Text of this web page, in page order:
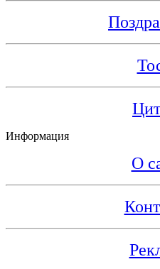
Информация
О